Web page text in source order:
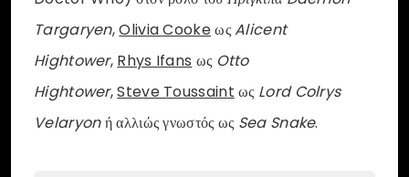
Targaryen,Olivia CookeωςAlicent
Hightower, Rhys Ifans ως Otto
Hightower,Steve Toussaint ως Lord Colrys
Velaryonή αλλιώς γνωστός ως Sea Snake.